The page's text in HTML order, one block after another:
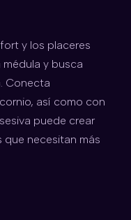
y los placeres
médula y busca
Conecta
así como con
puede crear
que necesitan más